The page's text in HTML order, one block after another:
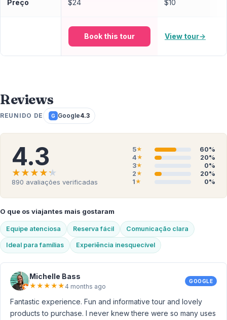
Preço $24 $10
Book this tour View tour→
Reviews
REUNIDO DE G Google4.3
4.3
★★★★★
★★★★★
890 avaliações verificadas
5★
60%
4★
20%
3★
0%
2★
20%
1★ 0%
O que os viajantes mais gostaram
Equipe atenciosa Reserva fácil Comunicação clara
Ideal para famílias Experiência inesquecível
Michelle Bass
★★★★★ 4 months ago
GOOGLE
Fantastic experience. Fun and informative tour and lovely
products to purchase. I never knew there were so many uses